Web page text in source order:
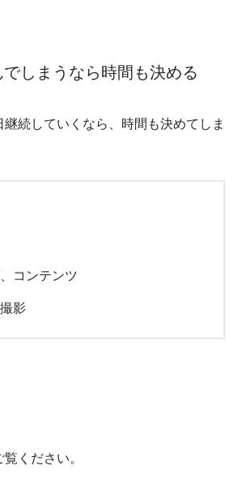
しまうなら時間も決める
続していくなら、時間も決めてしま
コンテンツ
影
ください。